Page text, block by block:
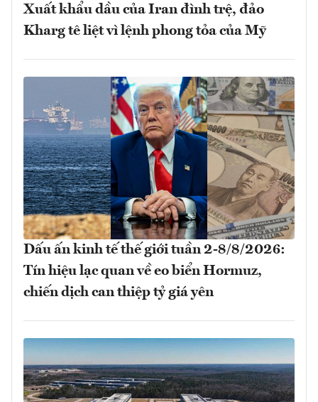
Xuất khẩu dầu của Iran đình trệ, đảo
Kharg tê liệt vì lệnh phong tỏa của Mỹ
Dấu ấn kinh tế thế giới tuần 2-8/8/2026:
Tín hiệu lạc quan về eo biển Hormuz,
chiến dịch can thiệp tỷ giá yên